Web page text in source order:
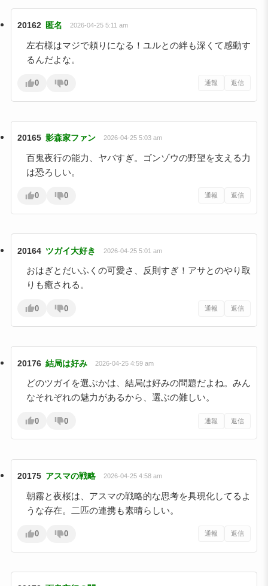
20162 匿名 2026-04-25 5:11 am
左右様はマジで頼りになる！ユルとの絆も深くて感動す
るんだよな。
0 0 通報 返信
20165 影森家ファン 2026-04-25 5:03 am
百鬼夜行の能力、ヤバすぎ。ゴンゾウの野望を支える力
は恐ろしい。
0 0 通報 返信
20164 ツガイ大好き 2026-04-25 5:01 am
おはぎとだいふくの可愛さ、反則すぎ！アサとのやり取
りも癒される。
0 0 通報 返信
20176 結局は好み 2026-04-25 4:59 am
どのツガイを選ぶかは、結局は好みの問題だよね。みん
なそれぞれの魅力があるから、選ぶの難しい。
0 0 通報 返信
20175 アスマの戦略 2026-04-25 4:58 am
朝霧と夜桜は、アスマの戦略的な思考を具現化してるよ
うな存在。二匹の連携も素晴らしい。
0 0 通報 返信